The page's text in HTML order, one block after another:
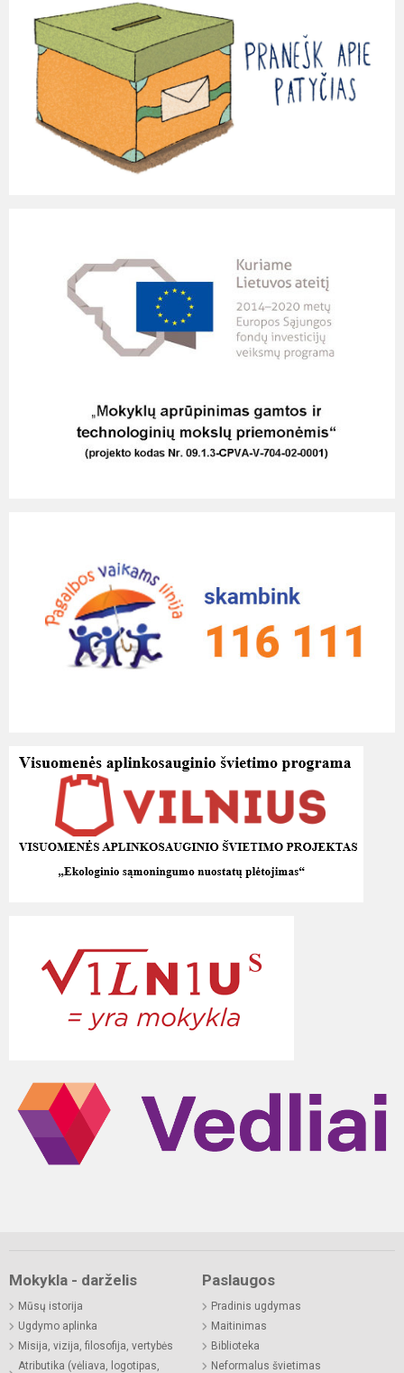
Mokykla - darželis
Mūsų istorija
Ugdymo aplinka
Misija, vizija, filosofija, vertybės
Atributika (vėliava, logotipas,
Paslaugos
Pradinis ugdymas
Maitinimas
Biblioteka
Neformalus švietimas